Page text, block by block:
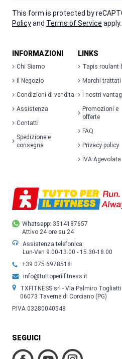
Whatsapp: 3514187657
Attivo 24 ore su 24
Assistenza telefonica:
Lun-Ven 9.00-13.00 - 15.30-18.00
+39 075 6978518
info@tuttoperilfitness.it
TXFITNESS srl - Via Palmiro
06073 Taverne di Corciano (PG)
P.IVA 03280040548
SEGUICI
This form is protected by
Policyand Terms of Service apply.
INFORMAZIONI
Chi Siamo
Il Negozio
Condizioni di vendita
Assistenza
Contatti
Spedizione e
consegna
LINKS
Tapis roulant
Marchi trattati
I nostri
Promozioni e
offerte
FAQ
Privacy policy
IVA Agevolata